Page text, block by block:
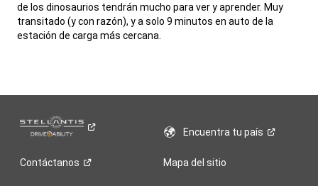
de los dinosaurios tendrán mucho para ver y aprender. Muy
transitado (y con razón), y a solo 9 minutos en auto de la
estación de carga más cercana.
Encuentra tupaís
Contáctanos Mapa del sitio